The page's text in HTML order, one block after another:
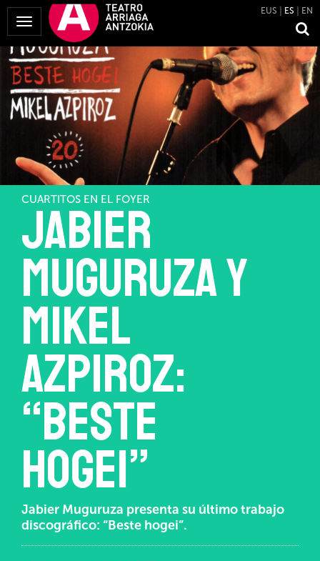
Mostrar
Menú
EUS ES EN
CUARTITOS EN EL FOYER
Jabier
Muguruza y
Mikel
Azpiroz:
“Beste
hogei”
Jabier Muguruza presenta su último trabajo
discográfico: “Beste hogei”.